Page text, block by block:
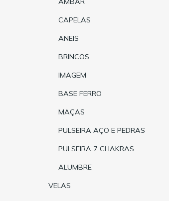
CAPELAS
ANEIS
BRINCOS
IMAGEM
BASE FERRO
MAÇAS
PULSEIRA AÇO E PEDRAS
PULSEIRA 7 CHAKRAS
ALUMBRE
VELAS